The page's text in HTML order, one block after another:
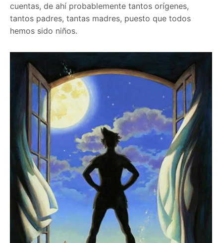
cuentas, de ahí probablemente tantos orígenes,
tantos padres, tantas madres, puesto que todos
hemos sido niños.